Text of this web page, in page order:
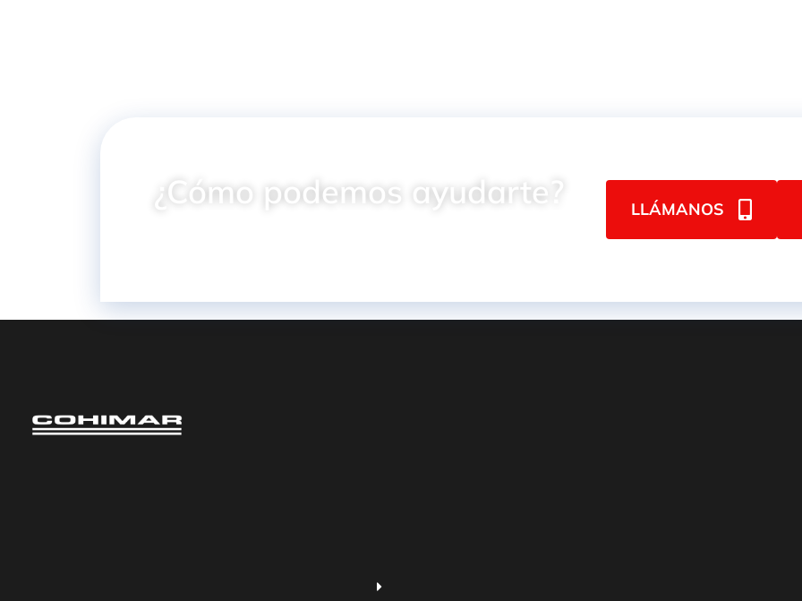
¿Cómo podemos ayudarte? LLÁMANOS